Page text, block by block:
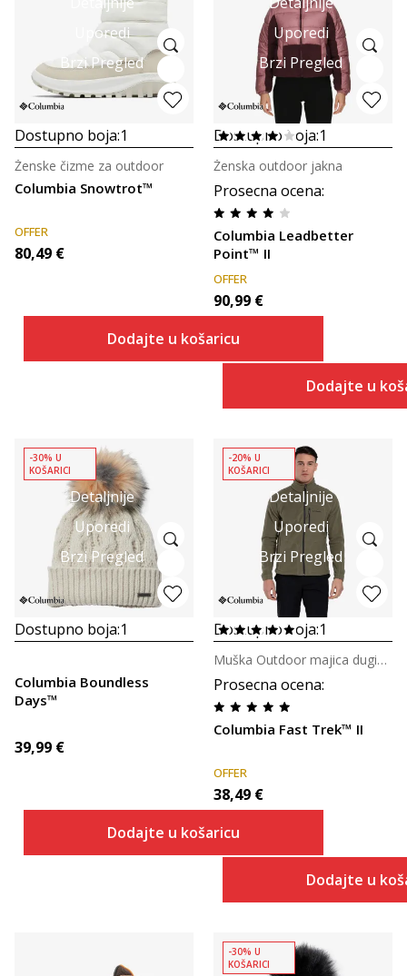
Uporedi
Brzi Pregled
Dostupno boja:1
Columbia Snowtrot™
Ženske čizme za outdoor
OFFER
80,49 €
Dodajte u košaricu
Uporedi
Brzi Pregled
Dostupno boja:1
Prosecna ocena:
Columbia Leadbetter
Point™ II
Ženska outdoor jakna
OFFER
90,99 €
Dodajte u
Detaljnije
Uporedi
Brzi Pregled
-30% U
KOŠARICI
Dostupno boja:1
Columbia Boundless
Days™
39,99 €
Dodajte u košaricu
Detaljnije
Uporedi
Brzi Pregled
-20% U
KOŠARICI
Dostupno boja:1
Prosecna ocena:
Columbia Fast Trek™ II
Muška Outdoor majica dugih rukava s patentom
OFFER
38,49 €
Dodajte u
-30% U
KOŠARICI